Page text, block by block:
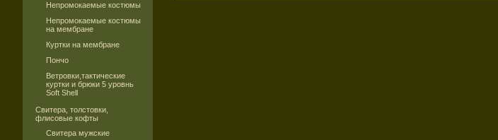
Непромокаемые костюмы
Непромокаемые костюмы
на мембране
Куртки на мембране
Пончо
Ветровки,тактические
куртки и брюки 5 уровнь
Soft Shell
Свитера, толстовки,
флисовые кофты
Свитера мужские